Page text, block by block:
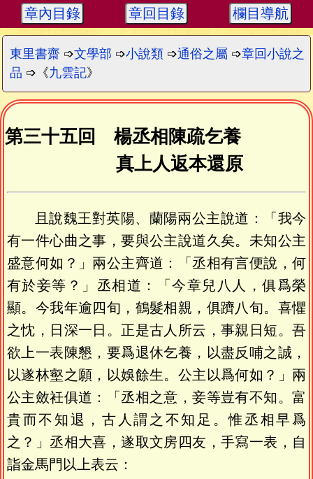
章內目錄 章回目錄 欄目導航
東里書齋 ➩文學部 ➩小說類 ➩通俗之屬 ➩章回小說之
品 ➩《九雲記》
第三十五回 楊丞相陳疏乞養
真上人返本還原
且說魏王對英陽、蘭陽兩公主說道：「我今
有一件心曲之事，要與公主說道久矣。未知公主
盛意何如？」兩公主齊道：「丞相有言便說，何
有於妾等？」丞相道：「今章兒八人，俱爲榮
顯。今我年逾四旬，鶴髮相親，俱躋八旬。喜懼
之忱，日深一日。正是古人所云，事親日短。吾
欲上一表陳懇，要爲退休乞養，以盡反哺之誠，
以遂林壑之願，以娛餘生。公主以爲何如？」兩
公主斂衽俱道：「丞相之意，妾等豈有不知。富
貴而不知退，古人謂之不知足。惟丞相早爲
之？」丞相大喜，遂取文房四友，手寫一表，自
詣金馬門以上表云：